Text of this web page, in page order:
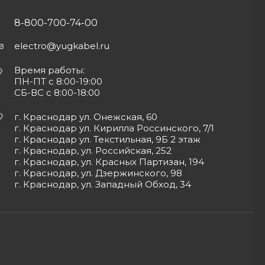
8-800-700-74-00
electro@yugkabel.ru
Время работы:
ПН-ПТ с 8:00-19:00
СБ-ВС с 8:00-18:00
г. Краснодар ул. Онежская, 60
г. Краснодар ул. Кирилла Россинского, 7/1
г. Краснодар ул. Текстильная, 9Б 2 этаж
г. Краснодар, ул. Российская, 252
г. Краснодар, ул. Красных Партизан, 194
г. Краснодар, ул. Дзержинского, 98
г. Краснодар, ул. Западный Обход, 34